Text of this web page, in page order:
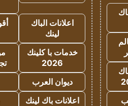
اعلانات الباك
لينك
خدمات با كلينك
2026
ديوان العرب
اعلانات باك لينك